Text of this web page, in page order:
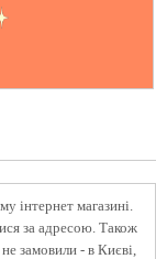
інтернет магазині.
за адресою. Також
замовили - в Києві,